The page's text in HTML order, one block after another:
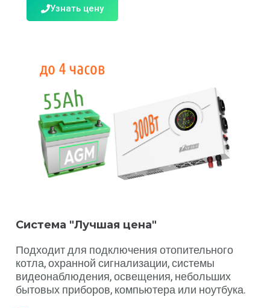
Узнать цену
Система "Лучшая цена"
Подходит для подключения отопительного
котла, охранной сигнализации, системы
видеонаблюдения, освещения, небольших
бытовых приборов, компьютера или ноутбука.